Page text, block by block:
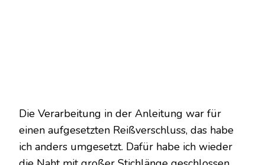
Die Verarbeitung in der Anleitung war für
einen aufgesetzten Reißverschluss, das habe
ich anders umgesetzt. Dafür habe ich wieder